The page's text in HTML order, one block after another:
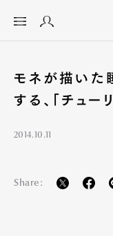
モネが描いた
する、「チュー
2014.10.11
Share: